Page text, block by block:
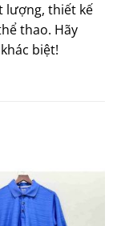
lượng, thiết kế
thao. Hãy
biệt!